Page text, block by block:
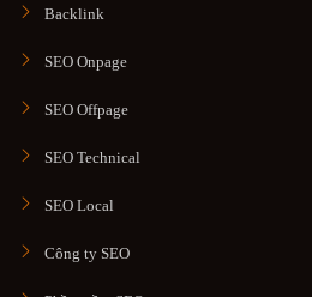
Backlink
SEO Onpage
SEO Offpage
SEO Technical
SEO Local
Công ty SEO